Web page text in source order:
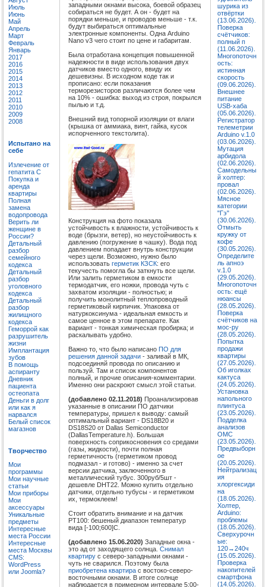
Июль
Июнь
Май
Апрель
Март
Февраль
Январь
2017
2016
2015
2014
2013
2012
2011
2010
2009
2008
Испытано на
себе
Излечение от
гепатита C
Покупка и
аренда
квартиры
Полная
замена
водопровода
Верить ли
женщине в
России?
Детальный
разбор
семейного
кодекса
Детальный
разбор
уголовного
кодекса
Детальный
разбор
жилищного
кодекса
Геморрой как
разрушитель
жизни
Имплантация
зубов
В помощь
аспиранту
Дневник
пациента
остеопата
Деньги в долг
или как я
нарвался
Белый список
магазнов
Творчество
Мои
программы
Мои научные
статьи
Мои приборы
Мои
аксессуары
Уникальные
предметы
Интересные
места России
Интересные
места Москвы
CMS:
WordPress
или Joomla?
западными окнами высока, боевой образец
собираться не будет. А он - будет на
порядки меньше, и проводов меньше - т.к.
будут выбираться оптимальные
электронные компоненты. Одна Arduino
Nano v3 чего стоит по цене и габаритам.
Была отработана концепция повышенной
надежности в виде использования двух
датчиков вместо одного, ввиду их
дешевизны. В исходном коде так и
прописано: если показания
терморезисторов различаются более чем
на 10% - ошибка: выход из строя, покрылся
пылью и т.д.
Внешний вид топорной изоляции от влаги
(крышка от аммиака, винт, гайка, кусок
испорченного текстолита).
Конструкция на фото показала
устойчивость к влажности, устойчивость к
воде (брызги, ветер), но неустойчивость к
давлению (погружение в чашку). Вода под
давлением попадает внутрь конструкции
через щели. Возможно, нужно было
использовать герметик КЗСК: его
текучесть помогла бы заткнуть все щели.
Или залить герметиком в емкости
термодатчик, его ножки, провода чуть с
захватом изоляции - полностью; и
получить монолитный теплопроводный
герметиковый кирпичик. Упаковка от
натуркоксинума - идеальная емкость и
самое ценное в этом препарате. Как
вариант - тонкая химическая пробирка; и
раскалывать удобно.
Важно то, что было написано ПО для
решения данной задачи - заливай в МК,
подсоединяй провода по описанию и
пользуй. Там и список компонентов
полный, и прочие описания-комментарии.
Именно они раскроют смысл этой статьи.
(добавлено 02.11.2018) Проанализировав
указанные в описании ПО датчики
температуры, пришел к выводу: самый
оптимальный вариант - DS18B20 и
DS18S20 от Dallas Semiconductor
(DallasTemperature.h). Большая
поверхность соприкосновения со средами
(газы, жидкости), почти полная
герметичность (герметиком провод
подмазал - и готово) - именно за счет
версии датчика, заключенного в
металлический тубус. 300руб/5шт -
дешевле DHT22. Можно купить отдельно
датчики, отдельно тубусы - и герметиком
их, термоклеем!
Стоит обратить внимание и на датчик
PT100: бешеный диапазон температур
вида [-100;600]C.
(добавлено 15.06.2020) Западные окна -
это ад от заходящего солнца. Снимал
квартиру с северо-западными окнами -
чуть не сварился. Поэтому была
приобретена квартира с востоко-северо-
восточными окнами. В итоге солнце
наблюдается в примерном интервале 5:00-
шурика из
отвёртки
(13.06.2026).
Поверка
счётчиков:
полный п
(11.06.2026).
Многопоточн
ость:
истинная
скорость
(09.06.2026).
Внешнее
питание
USB-хаба
(05.06.2026).
Регистратор
телеметрии
Arduino v.1.0
(03.06.2026).
Мутация
арбидола
(02.06.2026).
Самодельны
й холтер:
провал
(02.06.2026).
Мясное
категории
"Гэ"
(30.06.2026).
Отмыть
кружку от
кофе
(30.05.2026).
Определите
ль апноэ
v.1.0
(29.05.2026).
Многопоточн
ость: ещё
нюансы
(28.05.2026).
Поверка
счётчиков на
мос-ру
(28.05.2026).
Попытка
продажи
квартиры
(27.05.2026).
Об иголках
кактуса
(24.05.2026).
Установка
напольного
плинтуса
(23.05.2026).
Подделка
анализов
ОМС
(23.05.2026).
Предвыборн
ое
(20.05.2026).
Нейтрализац
ия
хлоргексиди
на
(18.05.2026).
Холтер,
Arduino:
проблемы
(18.05.2026).
Сверхурочн
ые:
120→240ч
(15.05.2026).
Проверка
накопителей
смартфона
(14.05.2026).